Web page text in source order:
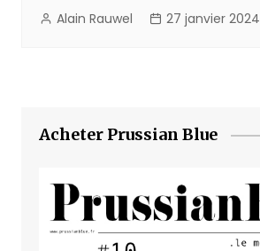
Alain Rauwel 27 janvier 2024
Acheter Prussian Blue